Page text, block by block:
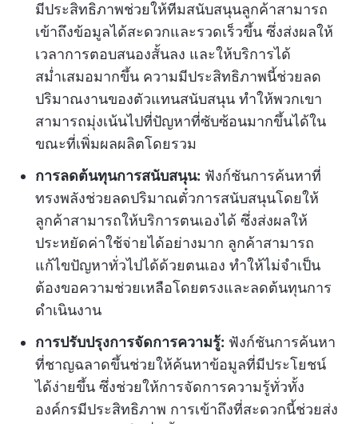
มีประสิทธิภาพช่วยให้ทีมสนับสนุนลูกค้าสามารถ
เข้าถึงข้อมูลได้สะดวกและรวดเร็วขึ้น ซึ่งส่งผลให้
เวลาการตอบสนองสั้นลง และให้บริการได้
สม่ำเสมอมากขึ้น ความมีประสิทธิภาพนี้ช่วยลด
ปริมาณงานของตัวแทนสนับสนุน ทำให้พวกเขา
สามารถมุ่งเน้นไปที่ปัญหาที่ซับซ้อนมากขึ้นได้ใน
ขณะที่เพิ่มผลผลิตโดยรวม
การลดต้นทุนการสนับสนุน: ฟังก์ชันการค้นหาที่
ทรงพลังช่วยลดปริมาณตั๋วการสนับสนุนโดยให้
ลูกค้าสามารถให้บริการตนเองได้ ซึ่งส่งผลให้
ประหยัดค่าใช้จ่ายได้อย่างมาก ลูกค้าสามารถ
แก้ไขปัญหาทั่วไปได้ด้วยตนเอง ทำให้ไม่จำเป็น
ต้องขอความช่วยเหลือโดยตรงและลดต้นทุนการ
ดำเนินงาน
การปรับปรุงการจัดการความรู้: ฟังก์ชันการค้นหา
ที่ชาญฉลาดขึ้นช่วยให้ค้นหาข้อมูลที่มีประโยชน์
ได้ง่ายขึ้น ซึ่งช่วยให้การจัดการความรู้ทั่วทั้ง
องค์กรมีประสิทธิภาพ การเข้าถึงที่สะดวกนี้ช่วยส่ง